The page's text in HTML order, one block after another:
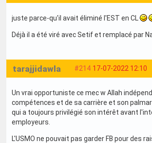
juste parce-qu'il avait éliminé l'EST en CL
Déjà il a été viré avec Setif et remplacé par
#214 17-07-2022 12:10
tarajjidawla
Un vrai opportuniste ce mec w Allah
compétences et de sa carrière et son
qui a toujours privilégié son intérêt avant
employeurs.
L'USMO ne pouvait pas garder FB pour des